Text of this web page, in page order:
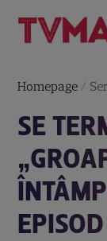
Homepage /
SE
EPISOD